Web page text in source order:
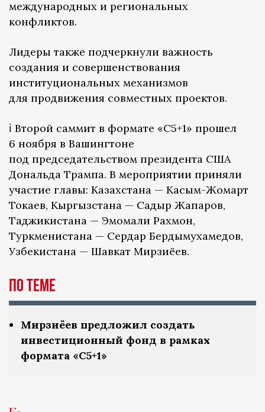
международных и региональных
конфликтов.
Лидеры также подчеркнули важность
создания и совершенствования
институциональных механизмов
для продвижения совместных проектов.
ℹ️ Второй саммит в формате «С5+1» прошел
6 ноября в Вашингтоне
под председательством президента США
Дональда Трампа. В мероприятии приняли
участие главы: Казахстана — Касым-Жомарт
Токаев, Кыргызстана — Садыр Жапаров,
Таджикистана — Эмомали Рахмон,
Туркменистана — Сердар Бердымухамедов,
Узбекистана — Шавкат Мирзиёев.
По теме
Мирзиёев предложил создать
инвестиционный фонд в рамках
формата «С5+1»